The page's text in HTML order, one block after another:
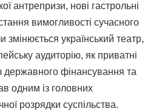
антрепризи, нові гастрольні
вимогливості сучасного
український театр,
аудиторію, як приватні
державного фінансування та
одним із головних
розрядки суспільства.